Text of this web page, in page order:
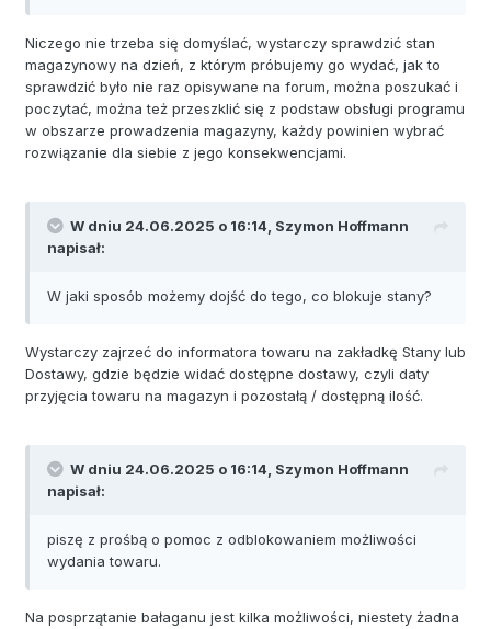
Niczego nie trzeba się domyślać, wystarczy sprawdzić stan
magazynowy na dzień, z którym próbujemy go wydać, jak to
sprawdzić było nie raz opisywane na forum, można poszukać i
poczytać, można też przeszklić się z podstaw obsługi programu
w obszarze prowadzenia magazyny, każdy powinien wybrać
rozwiązanie dla siebie z jego konsekwencjami.
W dniu 24.06.2025 o 16:14, Szymon Hoffmann
napisał:
W jaki sposób możemy dojść do tego, co blokuje stany?
Wystarczy zajrzeć do informatora towaru na zakładkę Stany lub
Dostawy, gdzie będzie widać dostępne dostawy, czyli daty
przyjęcia towaru na magazyn i pozostałą / dostępną ilość.
W dniu 24.06.2025 o 16:14, Szymon Hoffmann
napisał:
piszę z prośbą o pomoc z odblokowaniem możliwości
wydania towaru.
Na posprzątanie bałaganu jest kilka możliwości, niestety żadna